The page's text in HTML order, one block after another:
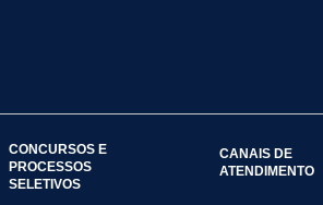
CONCURSOS E
PROCESSOS
SELETIVOS
CANAIS DE
ATENDIMENTO